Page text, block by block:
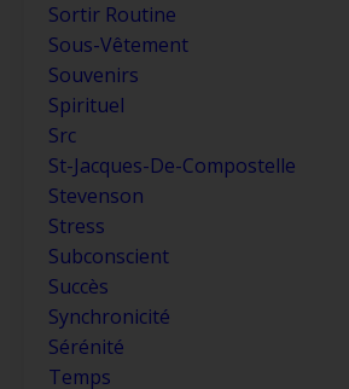
Sortir Routine
Sous-Vêtement
Souvenirs
Spirituel
Src
St-Jacques-De-Compostelle
Stevenson
Stress
Subconscient
Succès
Synchronicité
Sérénité
Temps